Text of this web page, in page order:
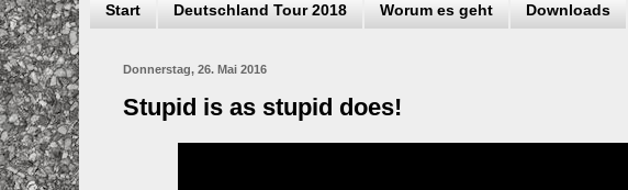
Start Deutschland Tour 2018 Worum es geht Downloads
Donnerstag, 26. Mai 2016
Stupid is as stupid does!